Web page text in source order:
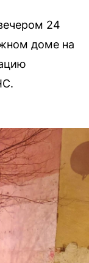
24
доме на